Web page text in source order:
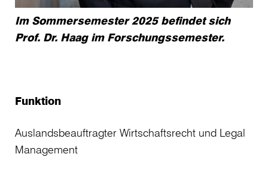
Im Sommersemester 2025 befindet sich
Prof. Dr. Haag im Forschungssemester.
Funktion
Auslandsbeauftragter Wirtschaftsrecht und Legal
Management